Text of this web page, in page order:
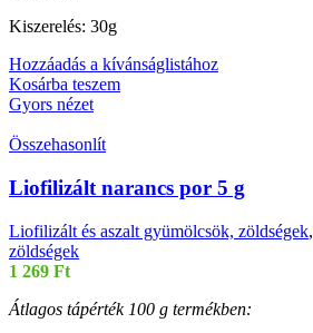
Kiszerelés: 30g
Hozzáadás a kívánságlistához
Kosárba teszem
Gyors nézet
Összehasonlít
Liofilizált narancs por 5 g
Liofilizált és aszalt gyümölcsök, zöldségek,
zöldségek
1 269 Ft
Átlagos tápérték 100 g termékben: